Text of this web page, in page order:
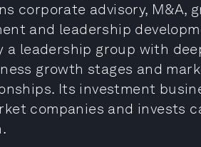
corporate advisory, M&A,
and leadership
a leadership group with
growth stages and
Its investment
companies and invests